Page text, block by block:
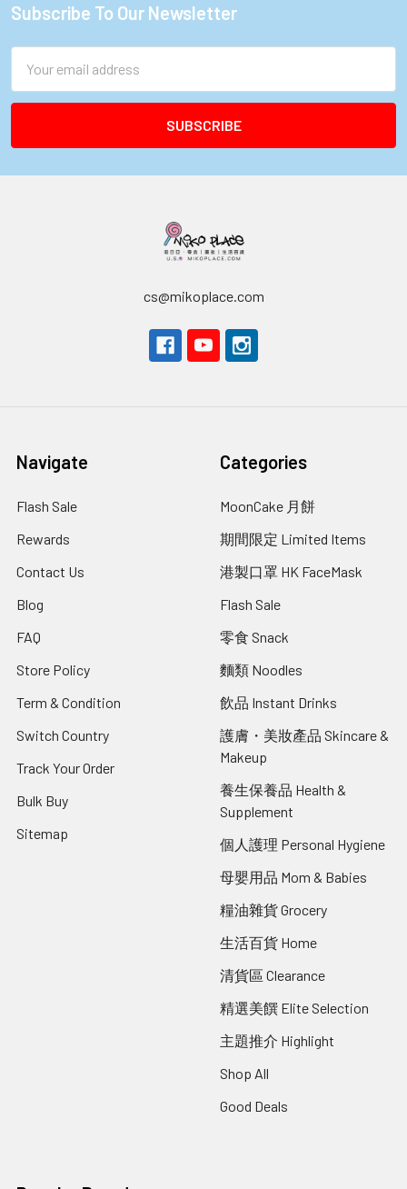
Footer
Subscribe To Our Newsletter
Address
cs@mikoplace.com
Navigate
Flash Sale
Rewards
Contact Us
Blog
FAQ
Store Policy
Term & Condition
Switch Country
Track Your Order
Bulk Buy
Sitemap
Categories
MoonCake 月餅
期間限定 Limited Items
港製口罩 HK FaceMask
Flash Sale
零食 Snack
麵類 Noodles
飲品 Instant Drinks
護膚・美妝產品 Skincare &
Makeup
養生保養品 Health &
Supplement
個人護理 Personal Hygiene
母嬰用品 Mom & Babies
糧油雜貨 Grocery
生活百貨 Home
清貨區 Clearance
精選美饌 Elite Selection
主題推介 Highlight
Shop All
Good Deals